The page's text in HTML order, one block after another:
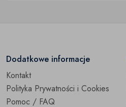
Dodatkowe informacje
Kontakt
Polityka Prywatności i Cookies
Pomoc / FAQ